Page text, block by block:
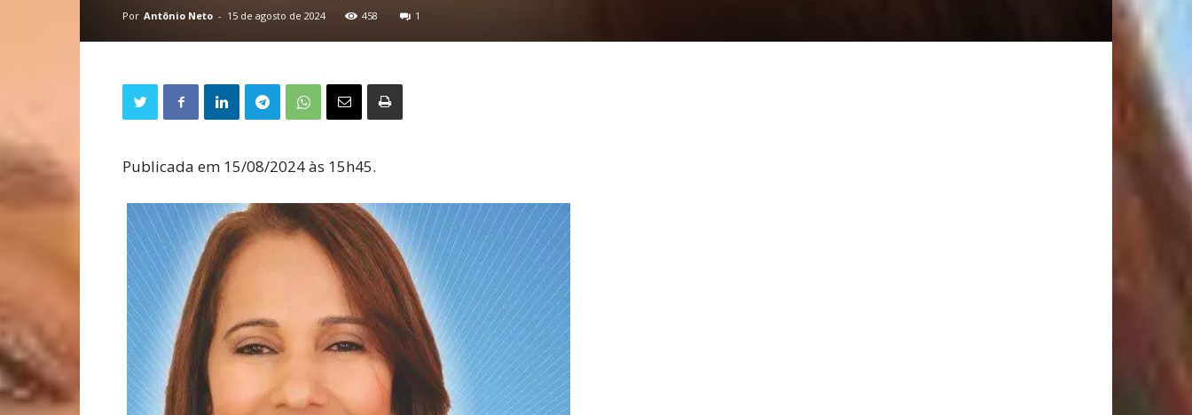
Por Antônio Neto - 15 de agosto de 2024 458 1
Publicada em 15/08/2024 às 15h45.